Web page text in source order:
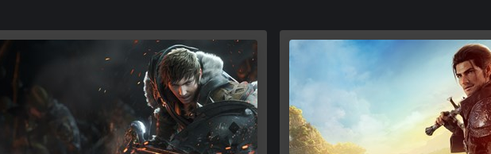
информацию.